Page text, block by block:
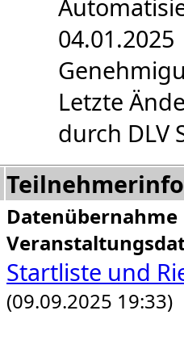
04.01.2025
Letzte
durch DLV
Datenübernahme
Startliste und
(09.09.2025 19:33)